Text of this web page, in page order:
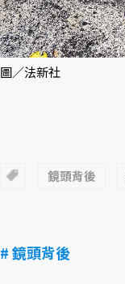
圖／法新社
鏡頭背後
# 鏡頭背後